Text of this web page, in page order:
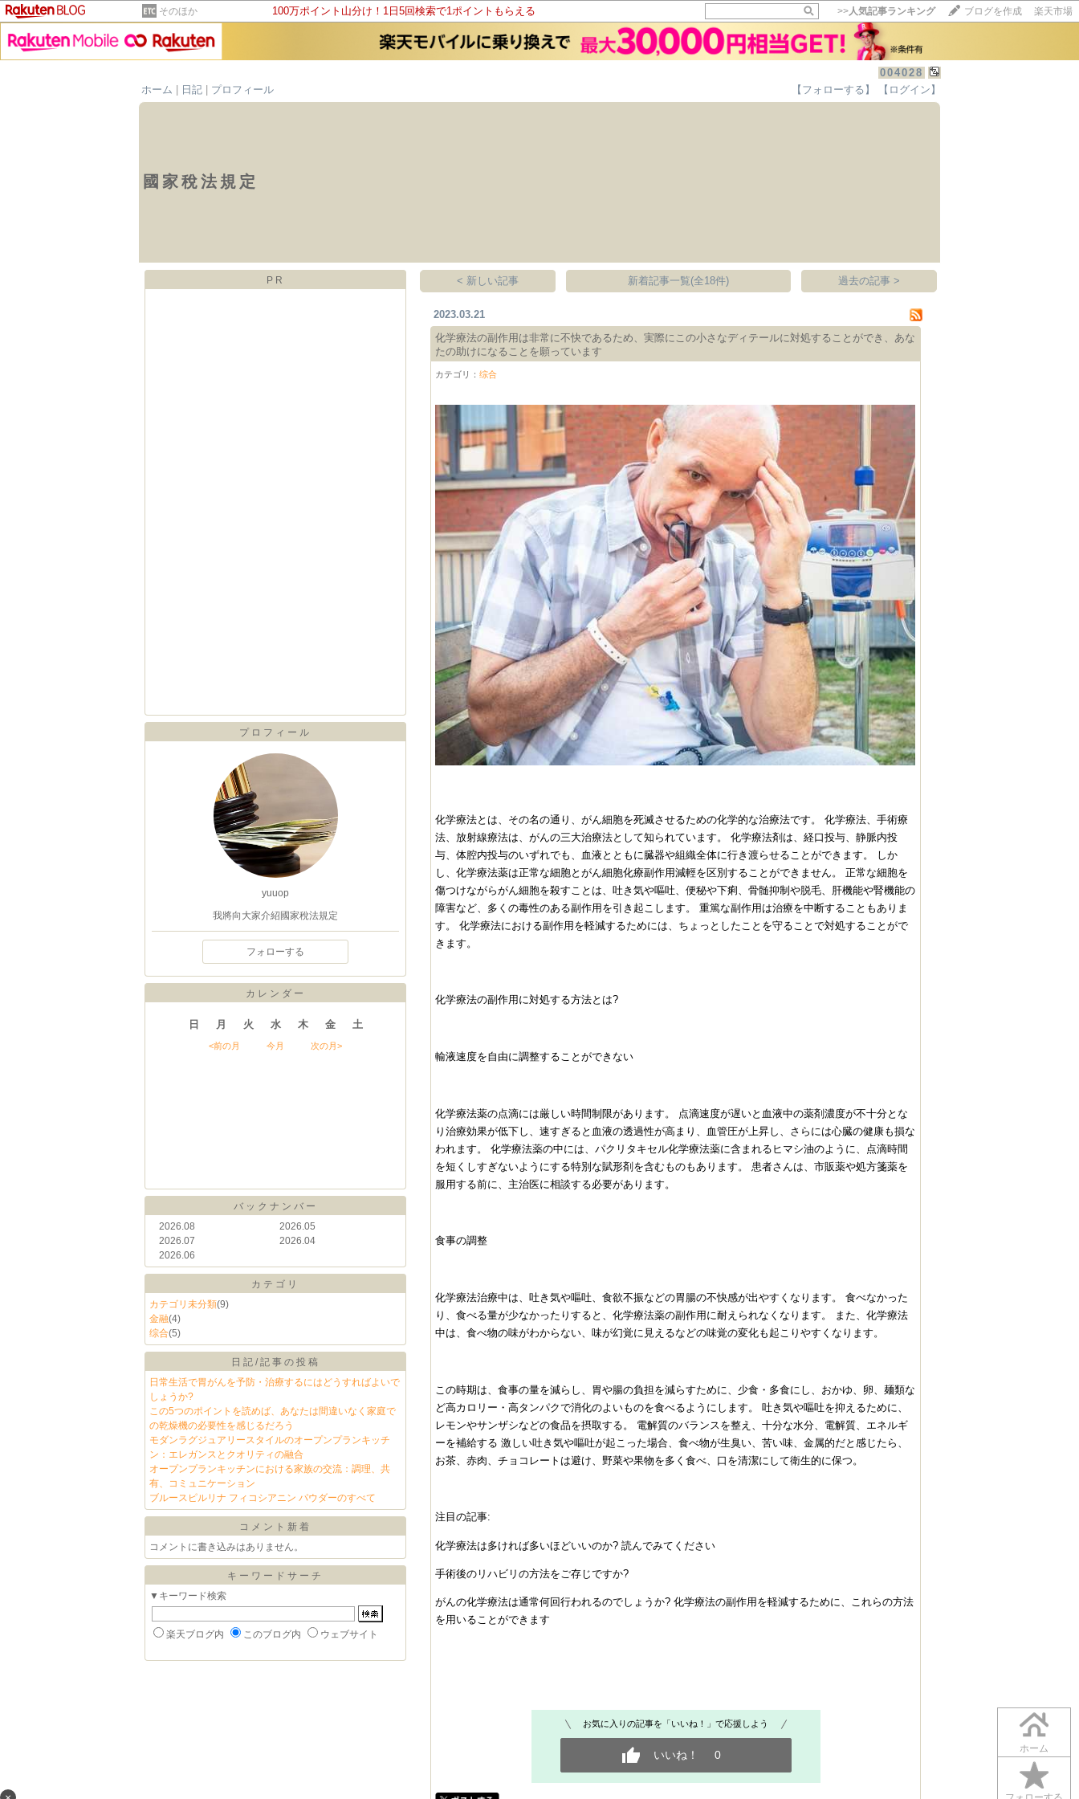
そのほか 100万ポイント山分け！1日5回検索で1ポイントもらえる >>人気記事ランキング ブログを作成 楽天市場
004028
ホーム
日記 プロフィール 【フォローする】 【ログイン】
國家稅法規定
ホーム
PR
プロフィール
yuuop
我將向大家介紹國家稅法規定
フォローする
カレンダー
日 月 火 水 木 金 土
<前の月 今月 次の月>
バックナンバー
2026.08
2026.07
2026.06
2026.05
2026.04
カテゴリ
カテゴリ未分類(9)
金融(4)
综合(5)
日記/記事の投稿
日常生活で胃がんを予防・治療するにはどうすればよいで
しょうか?
この5つのポイントを読めば、あなたは間違いなく家庭で
の乾燥機の必要性を感じるだろう
モダンラグジュアリースタイルのオープンプランキッチ
ン：エレガンスとクオリティの融合
オープンプランキッチンにおける家族の交流：調理、共
有、コミュニケーション
ブルースピルリナ フィコシアニン パウダーのすべて
コメント新着
コメントに書き込みはありません。
キーワードサーチ
▼キーワード検索
楽天ブログ内 このブログ内 ウェブサイト
< 新しい記事 新着記事一覧(全18件) 過去の記事 >
2023.03.21
化学療法の副作用は非常に不快であるため、実際にこの小さなディテールに対処することができ、あな
たの助けになることを願っています
カテゴリ：综合
化学療法とは、その名の通り、がん細胞を死滅させるための化学的な治療法です。 化学療法、手術療
法、放射線療法は、がんの三大治療法として知られています。 化学療法剤は、経口投与、静脈内投
与、体腔内投与のいずれでも、血液とともに臓器や組織全体に行き渡らせることができます。 しか
し、化学療法薬は正常な細胞とがん細胞化療副作用減輕を区別することができません。 正常な細胞を
傷つけながらがん細胞を殺すことは、吐き気や嘔吐、便秘や下痢、骨髄抑制や脱毛、肝機能や腎機能の
障害など、多くの毒性のある副作用を引き起こします。 重篤な副作用は治療を中断することもありま
す。 化学療法における副作用を軽減するためには、ちょっとしたことを守ることで対処することがで
きます。
化学療法の副作用に対処する方法とは?
輸液速度を自由に調整することができない
化学療法薬の点滴には厳しい時間制限があります。 点滴速度が遅いと血液中の薬剤濃度が不十分とな
り治療効果が低下し、速すぎると血液の透過性が高まり、血管圧が上昇し、さらには心臓の健康も損な
われます。 化学療法薬の中には、パクリタキセル化学療法薬に含まれるヒマシ油のように、点滴時間
を短くしすぎないようにする特別な賦形剤を含むものもあります。 患者さんは、市販薬や処方箋薬を
服用する前に、主治医に相談する必要があります。
食事の調整
化学療法治療中は、吐き気や嘔吐、食欲不振などの胃腸の不快感が出やすくなります。 食べなかった
り、食べる量が少なかったりすると、化学療法薬の副作用に耐えられなくなります。 また、化学療法
中は、食べ物の味がわからない、味が幻覚に見えるなどの味覚の変化も起こりやすくなります。
この時期は、食事の量を減らし、胃や腸の負担を減らすために、少食・多食にし、おかゆ、卵、麺類な
ど高カロリー・高タンパクで消化のよいものを食べるようにします。 吐き気や嘔吐を抑えるために、
レモンやサンザシなどの食品を摂取する。 電解質のバランスを整え、十分な水分、電解質、エネルギ
ーを補給する 激しい吐き気や嘔吐が起こった場合、食べ物が生臭い、苦い味、金属的だと感じたら、
お茶、赤肉、チョコレートは避け、野菜や果物を多く食べ、口を清潔にして衛生的に保つ。
注目の記事:
化学療法は多ければ多いほどいいのか? 読んでみてください
手術後のリハビリの方法をご存じですか?
がんの化学療法は通常何回行われるのでしょうか? 化学療法の副作用を軽減するために、これらの方法
を用いることができます
お気に入りの記事を「いいね！」で応援しよう
いいね！ 0